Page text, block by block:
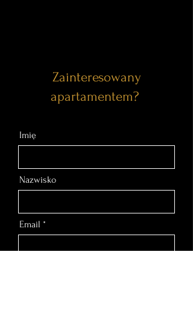
Zainteresowany
apartamentem?
Imię
Nazwisko
Email